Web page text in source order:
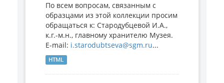
По всем вопросам, связанным с
образцами из этой коллекции просим
обращаться к: Стародубцевой И.А.,
к.г.-м.н., главному хранителю Музея.
E-mail: i.starodubtseva@sgm.ru...
HTML